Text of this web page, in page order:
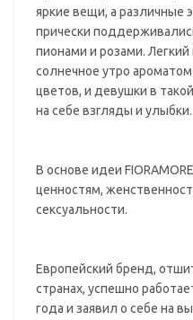
яркие вещи, а
прически
пионами и розами.
солнечное утро
цветов, и девушки в
на себе взгляды и улыбки.
В основе идеи
ценностям,
сексуальности.
Европейский бренд,
странах, успешно
года и заявил о себе на